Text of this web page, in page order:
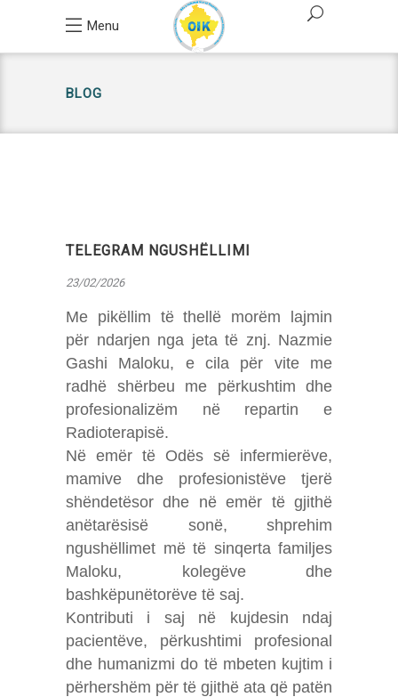
Menu
BLOG
TELEGRAM NGUSHËLLIMI
23/02/2026
Me pikëllim të thellë morëm lajmin
për ndarjen nga jeta të znj. Nazmie
Gashi Maloku, e cila për vite me
radhë shërbeu me përkushtim dhe
profesionalizëm në repartin e
Radioterapisë.
Në emër të Odës së infermierëve,
mamive dhe profesionistëve tjerë
shëndetësor dhe në emër të gjithë
anëtarësisë sonë, shprehim
ngushëllimet më të sinqerta familjes
Maloku, kolegëve dhe
bashkëpunëtorëve të saj.
Kontributi i saj në kujdesin ndaj
pacientëve, përkushtimi profesional
dhe humanizmi do të mbeten kujtim i
përhershëm për të gjithë ata që patën